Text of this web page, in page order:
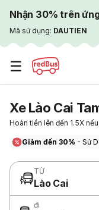
Nhận 30% trên
Mã sử dụng: DAUTIEN
☰
Xe Lào Cai
Hoàn tiền lên đến 1.5X
Giảm đến 30% - Sử
TỪ
Lào Cai
đi